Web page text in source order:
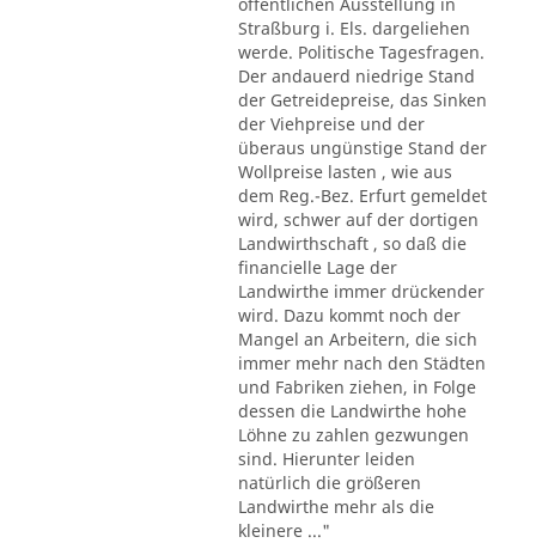
Straßburg i. Els. dargeliehen
werde. Politische Tagesfragen.
Der andauerd niedrige Stand
der Getreidepreise, das Sinken
der Viehpreise und der
überaus ungünstige Stand der
Wollpreise lasten , wie aus
dem Reg.-Bez. Erfurt gemeldet
wird, schwer auf der dortigen
Landwirthschaft , so daß die
financielle Lage der
Landwirthe immer drückender
wird. Dazu kommt noch der
Mangel an Arbeitern, die sich
immer mehr nach den Städten
und Fabriken ziehen, in Folge
dessen die Landwirthe hohe
Löhne zu zahlen gezwungen
sind. Hierunter leiden
natürlich die größeren
Landwirthe mehr als die
kleinere ..."